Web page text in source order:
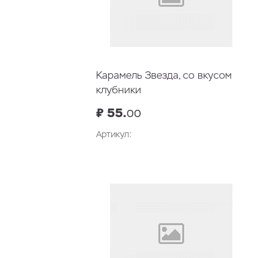
Карамель Звезда, со вкусом
клубники
₽ 55.00
Артикул: